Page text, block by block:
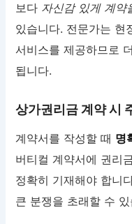
보다 자신감 있게 계약
있습니다. 전문가는 현
서비스를 제공하므로
됩니다.
상가권리금 계약 시
계약서를 작성할 때 명
버티컬 계약서에 권리
정확히 기재해야 합니
큰 분쟁을 초래할 수 있